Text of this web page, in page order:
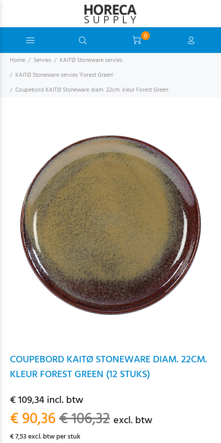
0
Home Servies
KAITØ Stoneware servies
KAITØ Stoneware servies 'Forest Green'
Coupebord KAITØ Stoneware diam. 22cm. kleur Forest Green
COUPEBORD KAITØ STONEWARE DIAM. 22CM.
KLEUR FOREST GREEN (12 STUKS)
€ 109,34 incl. btw
€ 90,36€ 106,32 excl. btw
€ 7,53 excl. btw per stuk